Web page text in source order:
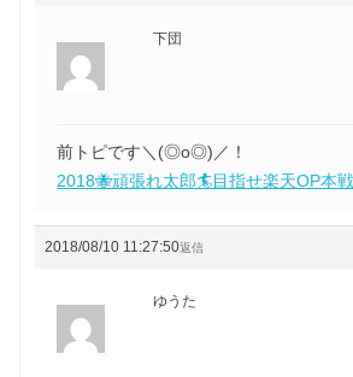
下団
前トピです＼(◎o◎)／！
2018🐝頑張れ太郎🏄目指せ楽天OP本
2018/08/10 11:27:50返信
ゆうた